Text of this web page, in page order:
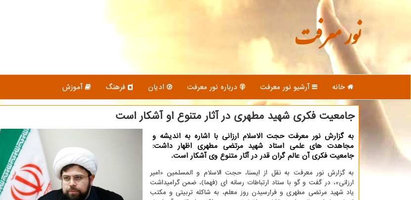
نور معرفت
خانه آرشیو نور معرفت درباره نور معرفت ادیان فرهنگ آموزش
جامعیت فكری شهید مطهری در آثار متنوع او آشكار است
به گزارش نور معرفت حجت الاسلام ارزانی با اشاره به اندیشه و
مجاهدت های علمی استاد شهید مرتضی مطهری اظهار داشت:
جامعیت فکری آن عالم گران قدر در آثار متنوع وی آشکار است.
به گزارش نور معرفت به نقل از ایسنا، حجت الاسلام و المسلمین «امیر
ارزانی»، در گفت و گو با ستاد ارتباطات رسانه ای (فهما)، ضمن گرامیداشت
یاد شهید مرتضی مطهری و فرارسیدن روز معلم، به شاکله تربیتی و مکتب